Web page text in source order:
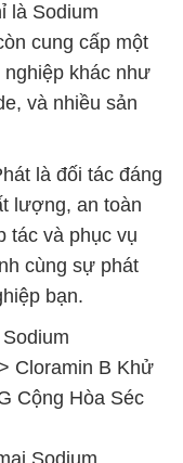
là Sodium
cung cấp một
nghiệp khác như
và nhiều sản
là đối tác đáng
lượng, an toàn
tác và phục vụ
cùng sự phát
bạn.
Cloramin B Khử
Cộng Hòa Séc